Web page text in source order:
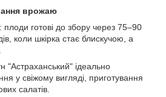
врожаю
: плоди готові до збору через 75–90
коли шкірка стає блискучою, а
"Астраханський" ідеально
у свіжому вигляді, приготування
салатів.